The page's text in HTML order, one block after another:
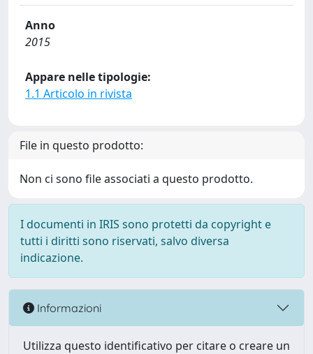
Anno
2015
Appare nelle tipologie:
1.1 Articolo in rivista
File in questo prodotto:
Non ci sono file associati a questo prodotto.
I documenti in IRIS sono protetti da copyright e
tutti i diritti sono riservati, salvo diversa
indicazione.
Informazioni
Utilizza questo identificativo per citare o creare un